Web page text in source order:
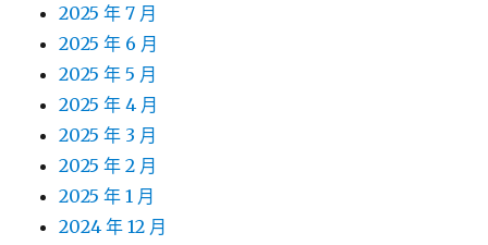
2025 年 7 月
2025 年 6 月
2025 年 5 月
2025 年 4 月
2025 年 3 月
2025 年 2 月
2025 年 1 月
2024 年 12 月